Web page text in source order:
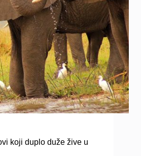
koji duplo duže žive u